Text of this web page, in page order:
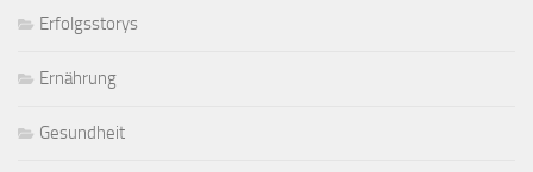
Erfolgsstorys
Ernährung
Gesundheit